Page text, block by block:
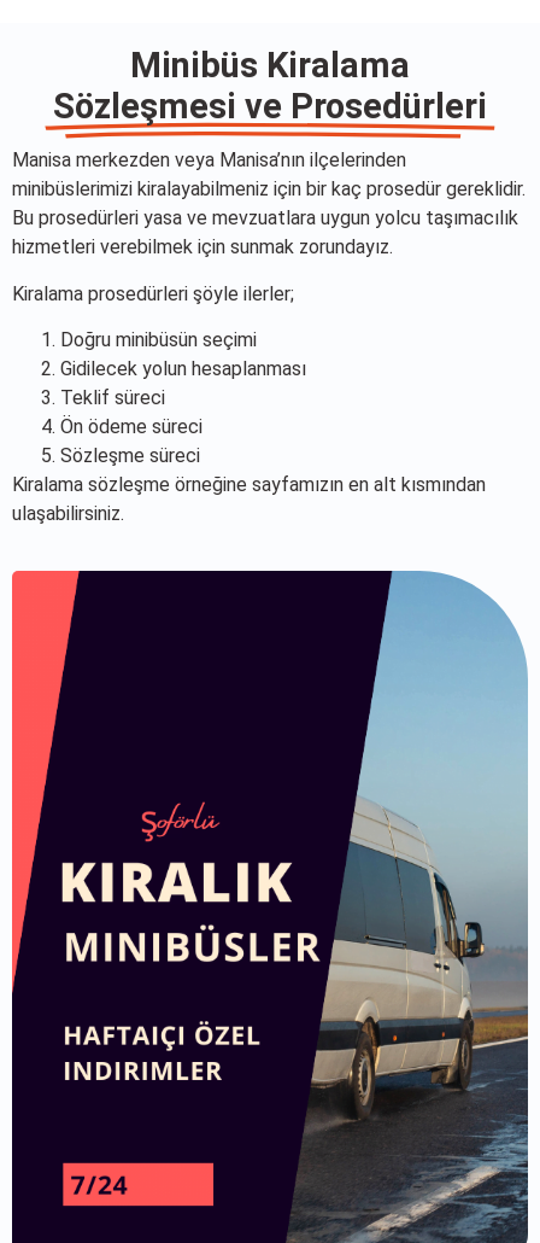
Minibüs Kiralama
Sözleşmesi ve Prosedürleri
Manisa merkezden veya Manisa’nın ilçelerinden
minibüslerimizi kiralayabilmeniz için bir kaç prosedür gereklidir.
Bu prosedürleri yasa ve mevzuatlara uygun yolcu taşımacılık
hizmetleri verebilmek için sunmak zorundayız.
Kiralama prosedürleri şöyle ilerler;
Doğru minibüsün seçimi
Gidilecek yolun hesaplanması
Teklif süreci
Ön ödeme süreci
Sözleşme süreci
Kiralama sözleşme örneğine sayfamızın en alt kısmından
ulaşabilirsiniz.